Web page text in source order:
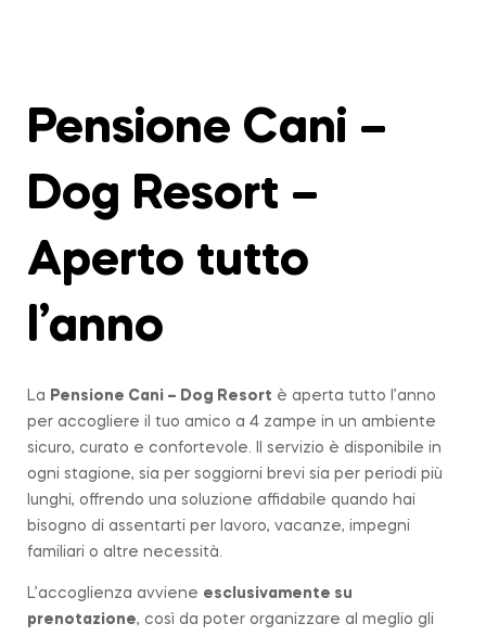
Pensione Cani –
Dog Resort –
Aperto tutto
l’anno
La Pensione Cani – Dog Resort è aperta tutto l’anno
per accogliere il tuo amico a 4 zampe in un ambiente
sicuro, curato e confortevole. Il servizio è disponibile in
ogni stagione, sia per soggiorni brevi sia per periodi più
lunghi, offrendo una soluzione affidabile quando hai
bisogno di assentarti per lavoro, vacanze, impegni
familiari o altre necessità.
L’accoglienza avviene esclusivamente su
prenotazione, così da poter organizzare al meglio gli